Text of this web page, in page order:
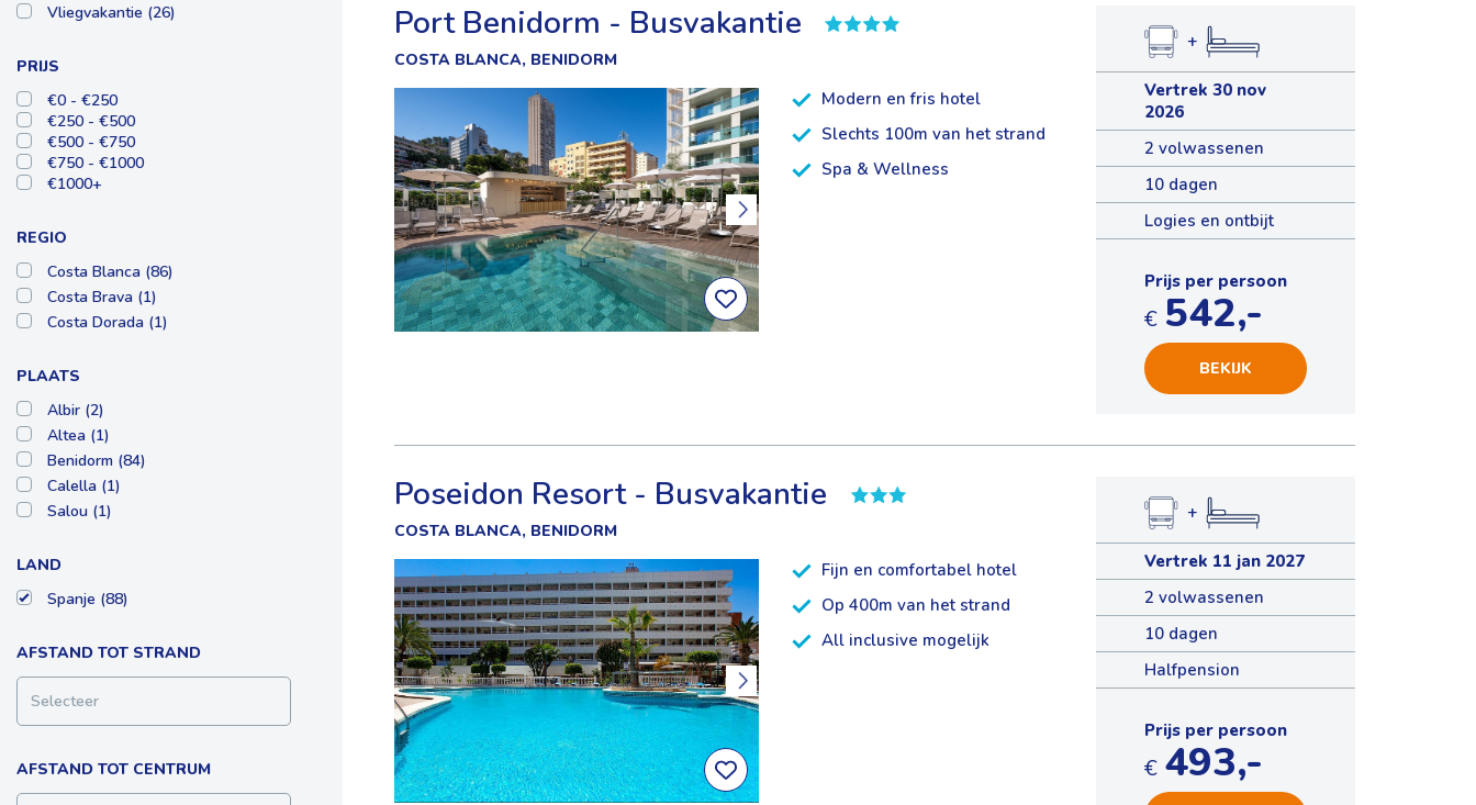
Vliegvakantie (26)
PRIJS
€0 - €250
€250 - €500
€500 - €750
€750 - €1000
€1000+
REGIO
Costa Blanca (86)
Costa Brava (1)
Costa Dorada (1)
PLAATS
Albir (2)
Altea (1)
Benidorm (84)
Calella (1)
Salou (1)
LAND
Spanje (88)
AFSTAND TOT STRAND
Selecteer
AFSTAND TOT CENTRUM
Port Benidorm - Busvakantie
COSTA BLANCA, BENIDORM
Modern en fris hotel
Slechts 100m van het strand
Spa & Wellness
+
Vertrek 30 nov
2026
2 volwassenen
10 dagen
Logies en ontbijt
Prijs per persoon
€ 542,-
BEKIJK
Poseidon Resort - Busvakantie
COSTA BLANCA, BENIDORM
Fijn en comfortabel hotel
Op 400m van het strand
All inclusive mogelijk
+
Vertrek 11 jan 2027
2 volwassenen
10 dagen
Halfpension
Prijs per persoon
€ 493,-